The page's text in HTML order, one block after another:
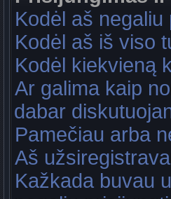
Kodėl aš negaliu
Kodėl aš iš viso
Kodėl kiekvieną
Ar galima kaip
dabar
Pamečiau arba
Aš
Kažkada buvau